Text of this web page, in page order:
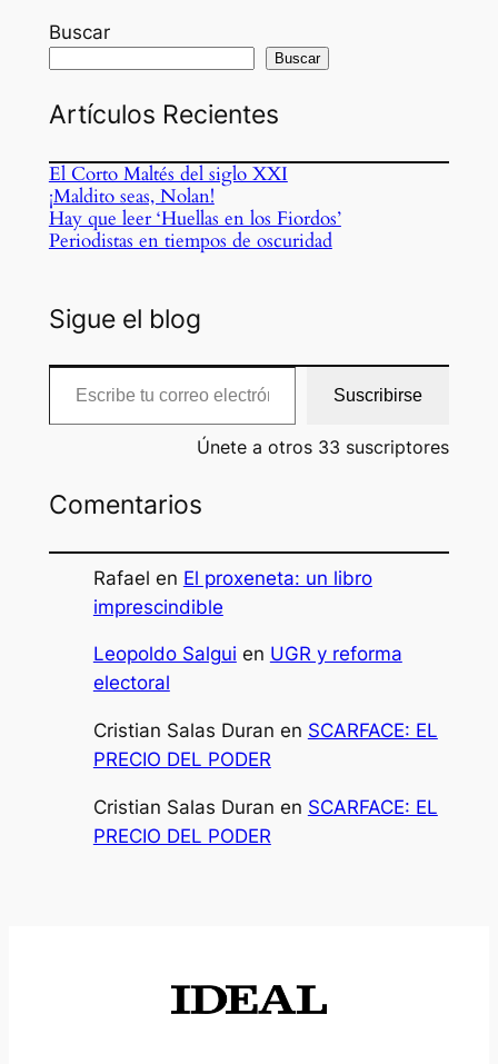
Buscar
Buscar
Artículos Recientes
El Corto Maltés del siglo XXI
¡Maldito seas, Nolan!
Hay que leer ‘Huellas en los Fiordos’
Periodistas en tiempos de oscuridad
Sigue el blog
Escribe tu correo electrónico…
Suscribirse
Únete a otros 33 suscriptores
Comentarios
Rafael en El proxeneta: un libro
imprescindible
Leopoldo Salgui en UGR y reforma
electoral
Cristian Salas Duran en SCARFACE: EL
PRECIO DEL PODER
Cristian Salas Duran en SCARFACE: EL
PRECIO DEL PODER